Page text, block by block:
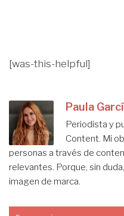
[was-this-helpful]
Paula
Periodista y
Content. Mi
personas a través de
relevantes. Porque, sin
imagen de marca.